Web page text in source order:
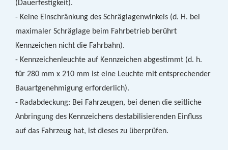
(Dauerfestigkeit).
- Keine Einschränkung des Schräglagenwinkels (d. H. bei
maximaler Schräglage beim Fahrbetrieb berührt
Kennzeichen nicht die Fahrbahn).
- Kennzeichenleuchte auf Kennzeichen abgestimmt (d. h.
für 280 mm x 210 mm ist eine Leuchte mit entsprechender
Bauartgenehmigung erforderlich).
- Radabdeckung: Bei Fahrzeugen, bei denen die seitliche
Anbringung des Kennzeichens destabilisierenden Einfluss
auf das Fahrzeug hat, ist dieses zu überprüfen.